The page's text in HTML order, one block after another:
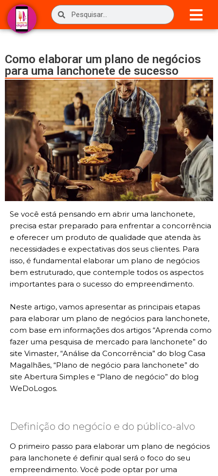
Como elaborar um plano de negócios
para uma lanchonete de sucesso
Se você está pensando em abrir uma lanchonete,
precisa estar preparado para enfrentar a concorrência
e oferecer um produto de qualidade que atenda às
necessidades e expectativas dos seus clientes. Para
isso, é fundamental elaborar um plano de negócios
bem estruturado, que contemple todos os aspectos
importantes para o sucesso do empreendimento.
Neste artigo, vamos apresentar as principais etapas
para elaborar um plano de negócios para lanchonete,
com base em informações dos artigos “Aprenda como
fazer uma pesquisa de mercado para lanchonete” do
site Vimaster, “Análise da Concorrência” do blog Casa
Magalhães, “Plano de negócio para lanchonete” do
site Abertura Simples e “Plano de negócio” do blog
WeDoLogos.
Definição do negócio e do público-alvo
O primeiro passo para elaborar um plano de negócios
para lanchonete é definir qual será o foco do seu
empreendimento. Você pode optar por uma